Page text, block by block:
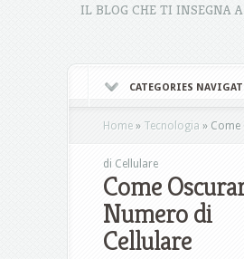
IL BLOG CHE TI INSEGNA
CATEGORIES
Home » Tecnologia » Come
di Cellulare
Come
Numero di
Cellulare